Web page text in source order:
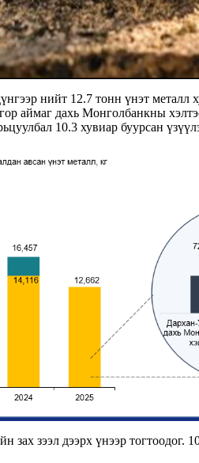
нийт 12.7 тонн үнэт металл
аймаг дахь Монголбанкны
10.3 хувиар буурсан
зээл дээрх үнээр тогтоодог.